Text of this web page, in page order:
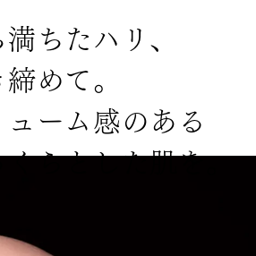
満 ち た ハ リ 、
締めて 。
ュ ー ム 感 の あ る
くらとした肌を。